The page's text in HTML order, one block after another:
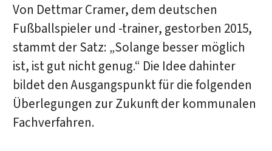
Von Dettmar Cramer, dem deutschen
Fußballspieler und -trainer, gestorben 2015,
stammt der Satz: „Solange besser möglich
ist, ist gut nicht genug.“ Die Idee dahinter
bildet den Ausgangspunkt für die folgenden
Überlegungen zur Zukunft der kommunalen
Fachverfahren.